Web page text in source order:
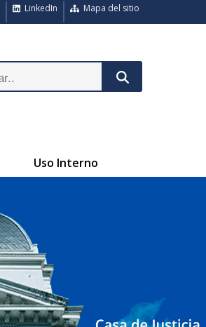
Mapa del sitio
LinkedIn
Uso Interno